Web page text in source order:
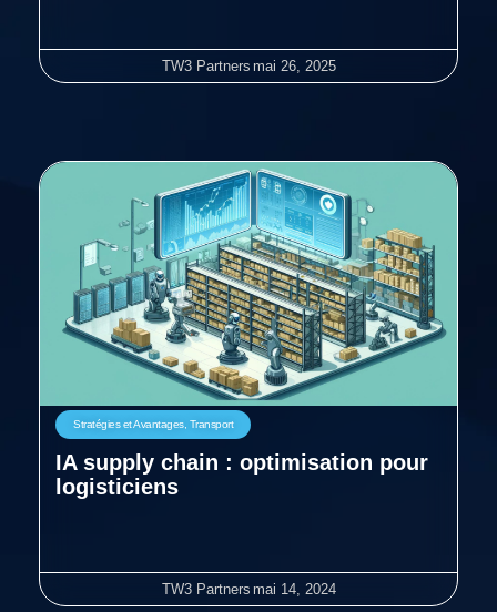
TW3 Partners mai 26, 2025
Stratégies et Avantages, Transport
IA supply chain : optimisation pour
logisticiens
TW3 Partners mai 14, 2024